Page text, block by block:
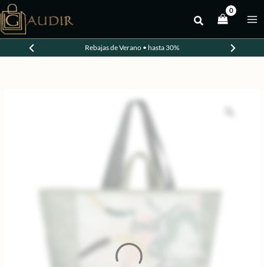
al
contenido
Rebajas de Verano • hasta 30%
-30%